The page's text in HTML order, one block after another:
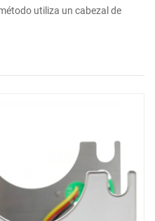
utiliza un cabezal de
a la superficie marcada.
utiliza una acalorada cinta
una amplia variedad de
impresión térmica directa la